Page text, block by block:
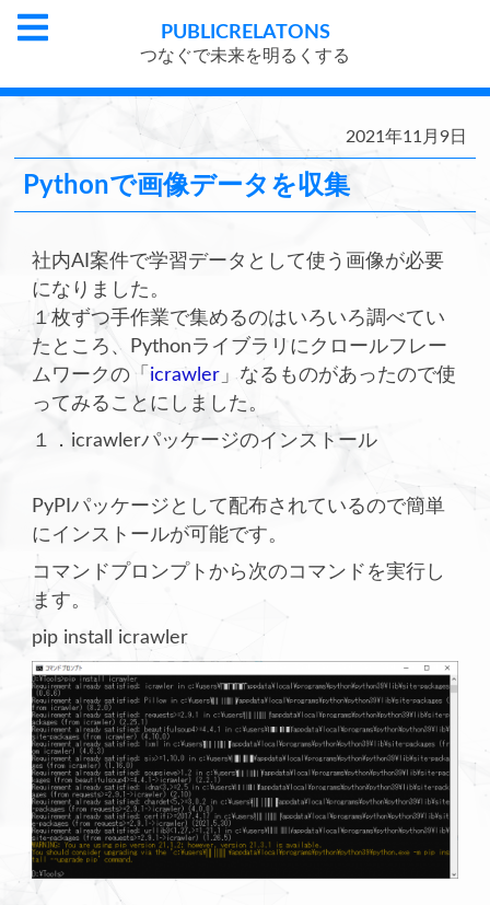
PUBLICRELATONS
つなぐで未来を明るくする
2021年11月9日
Pythonで画像データを収集
社内AI案件で学習データとして使う画像が必要
になりました。
１枚ずつ手作業で集めるのはいろいろ調べてい
たところ、Pythonライブラリにクロールフレー
ムワークの「 icrawler 」なるものがあったので使
ってみることにしました。
１．icrawlerパッケージのインストール
PyPIパッケージとして配布されているので簡単
にインストールが可能です。
コマンドプロンプトから次のコマンドを実行し
ます。
pip install icrawler